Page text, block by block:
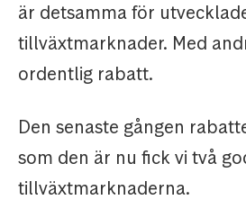
är detsamma för
tillväxtmarknader. Med
ordentlig rabatt.
Den senaste gången
som den är nu fick vi två
tillväxtmarknaderna.